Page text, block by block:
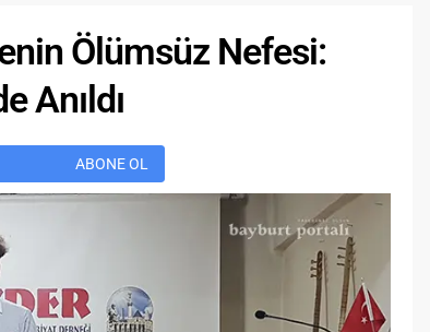
Ölümsüz Nefesi:
Anıldı
ABONE OL
Kayalı
mı
tüm
ve
yer etmiş
Bilinmeyen Bayburtlu Şairler 3
(Bayburtlu Coşkun)
Derinden hayranlık duyduğum
divan edebiyatı şairlerinden
birisidir Taşlıcalı Yahya Bey. Beş